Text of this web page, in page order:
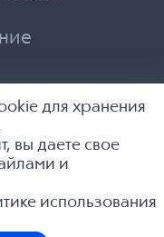
для хранения
вы даете свое
и
использования